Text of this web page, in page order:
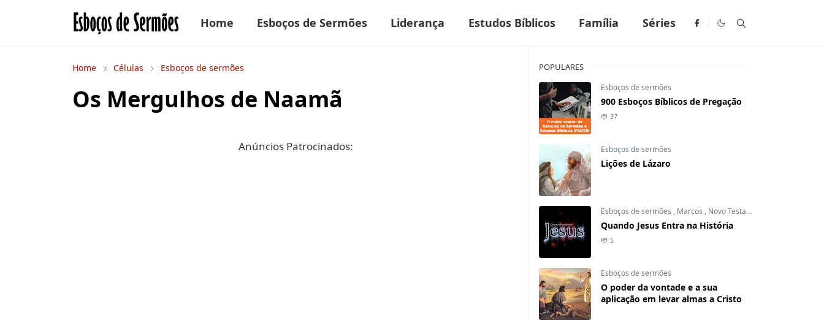
Home Esboços de Sermões Liderança Estudos Bíblicos Família Séries
Home Células Esboços de sermões
Os Mergulhos de Naamã
Anúncios Patrocinados:
POPULARES
Esboços de sermões
900 Esboços Bíblicos de Pregação
37
Esboços de sermões
Lições de Lázaro
Esboços de sermões , Marcos , Novo Testamento
Quando Jesus Entra na História
5
Esboços de sermões
O poder da vontade e a sua
aplicação em levar almas a Cristo